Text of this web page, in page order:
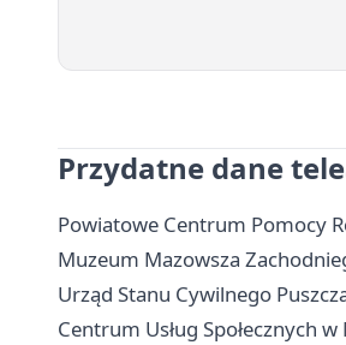
Przydatne dane
Powiatowe Centrum Pomocy
Muzeum Mazowsza
Urząd Stanu Cywilnego
Centrum Usług Społecznych